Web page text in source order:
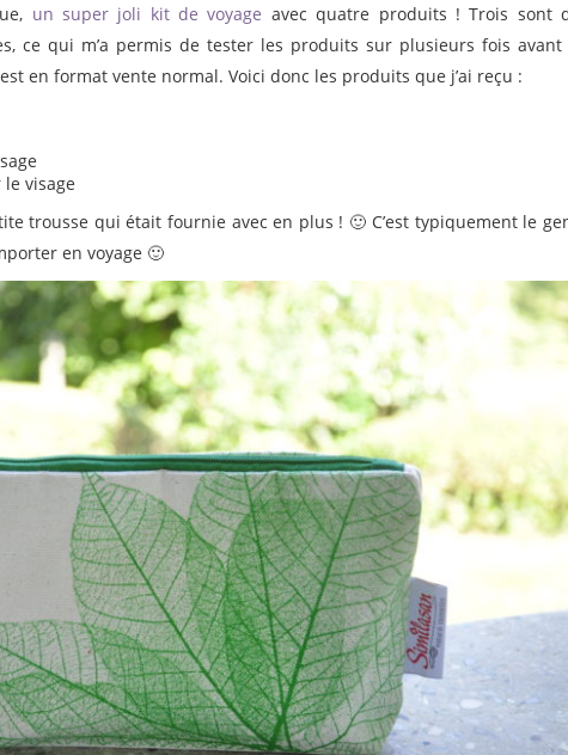
un super joli kit de voyage avec quatre produits ! Trois sont
ce qui m’a permis de tester les produits sur plusieurs fois avant
en format vente normal. Voici donc les produits que j’ai reçu :
visage
trousse qui était fournie avec en plus ! 🙂 C’est typiquement le
en voyage 🙂